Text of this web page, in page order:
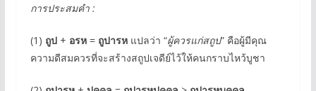
การประสมคำ :
(1) ถูป+ อรห= ถูปารหแปลว่า “ผู้ควรแก่สถูป” คือผู้มีคุณ
ความดีสมควรที่จะสร้างสถูปเจดีย์ไว้ให้คนกราบไหว้บูชา